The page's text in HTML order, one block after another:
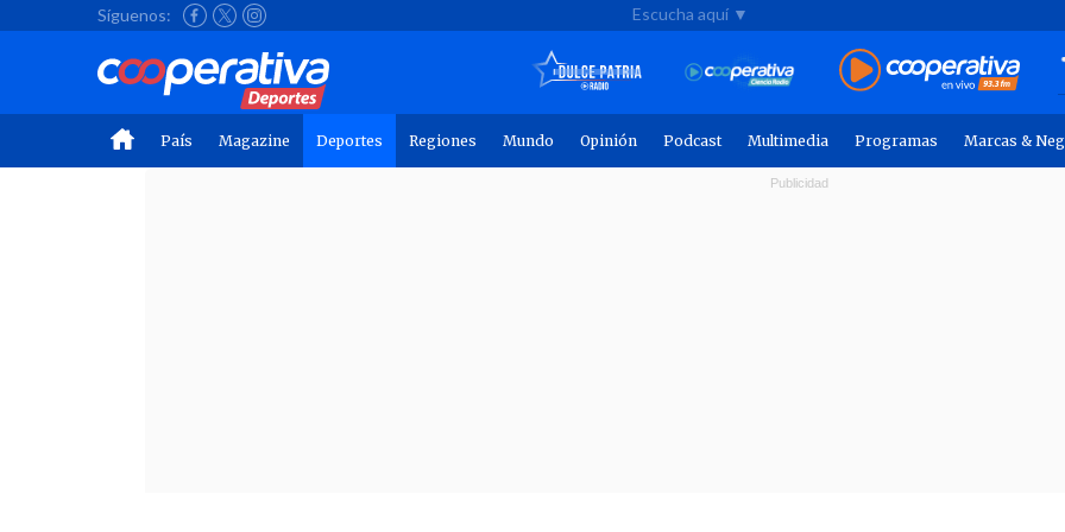
Síguenos: Escucha aquí ▼
País Magazine Deportes Regiones Mundo Opinión Podcast Multimedia Programas Marcas &